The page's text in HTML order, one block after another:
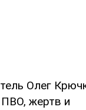
Олег
ПВО, жертв и